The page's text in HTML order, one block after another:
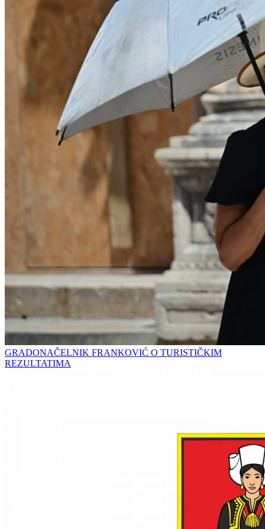
GRADONAČELNIK FRANKOVIĆ O TURISTIČKIM
REZULTATIMA